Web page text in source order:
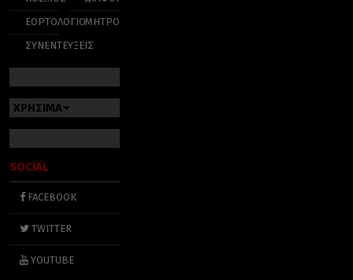
ΕΟΡΤΟΛΟΓΙΟ
ΣΥΝΕΝΤΕΥΞΕΙΣ
ΜΗΤΡΟΠΟΛΕΙΣ
ΧΡΗΣΙΜΑ
SOCIAL
FACEBOOK
TWITTER
YOUTUBE